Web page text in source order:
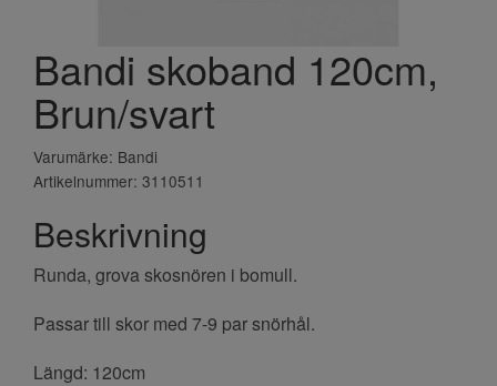
Bandi skoband 120cm,
Brun/svart
Varumärke: Bandi
Artikelnummer: 3110511
Beskrivning
Runda, grova skosnören i bomull.
Passar till skor med 7-9 par snörhål.
Längd: 120cm